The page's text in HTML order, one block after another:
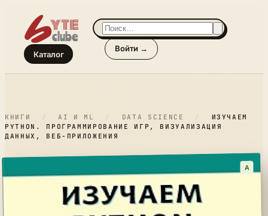
Каталог
Войти →
КНИГИ / AI И ML / DATA SCIENCE /
ИЗУЧАЕМ
PYTHON. ПРОГРАММИРОВАНИЕ ИГР, ВИЗУАЛИЗАЦИЯ
ДАННЫХ, ВЕБ-ПРИЛОЖЕНИЯ
A